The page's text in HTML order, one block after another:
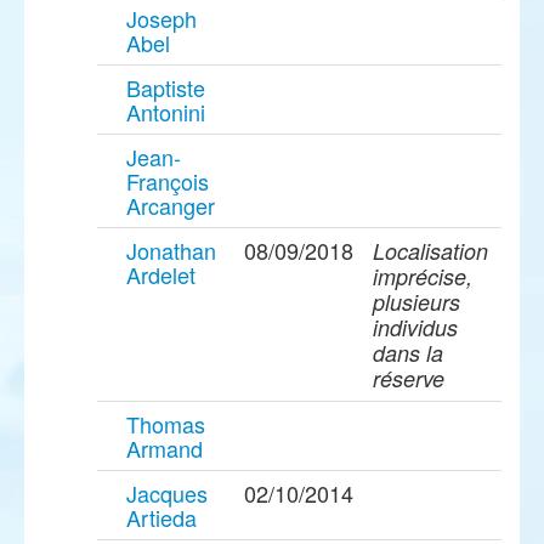
Joseph
Abel
Baptiste
Antonini
Jean-
François
Arcanger
Jonathan
Ardelet
08/09/2018
Localisation
imprécise,
plusieurs
individus
dans la
réserve
Thomas
Armand
Jacques
Artieda
02/10/2014